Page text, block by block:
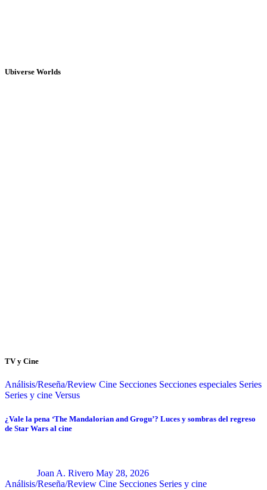
Ubiverse Worlds
TV y Cine
Análisis/Reseña/Review Cine Secciones Secciones especiales Series
Series y cine Versus
¿Vale la pena ‘The Mandalorian and Grogu’? Luces y sombras del regreso
de Star Wars al cine
Joan A. Rivero May 28, 2026
Análisis/Reseña/Review Cine Secciones Series y cine